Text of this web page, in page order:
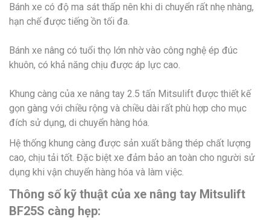
Bánh xe có độ ma sát thấp nên khi di chuyển rất nhẹ nhàng,
hạn chế được tiếng ồn tối đa.
Bánh xe nâng có tuổi thọ lớn nhờ vào công nghệ ép đúc
khuôn, có khả năng chịu được áp lực cao.
Khung càng của xe nâng tay 2.5 tấn Mitsulift được thiết kế
gọn gàng với chiều rộng và chiều dài rất phù hợp cho mục
đích sử dụng, di chuyển hàng hóa.
Hệ thống khung càng được sản xuất bằng thép chất lượng
cao, chịu tải tốt. Đặc biệt xe đảm bảo an toàn cho người sử
dụng khi vận chuyển hàng hóa và làm việc.
Thông số kỹ thuật của xe nâng tay Mitsulift
BF25S càng hẹp: